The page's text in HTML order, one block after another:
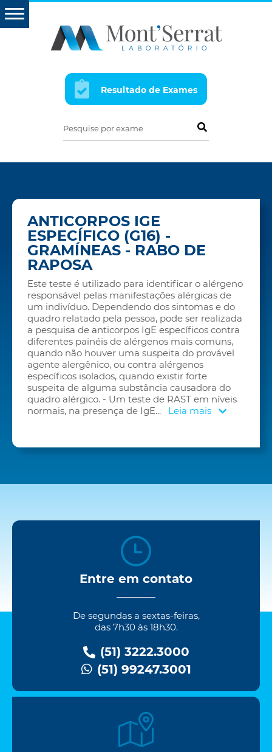
Resultado de Exames
Pesquise por exame
ANTICORPOS IGE
ESPECÍFICO (G16) -
GRAMÍNEAS - RABO DE
RAPOSA
Este teste é utilizado para identificar o alérgeno
responsável pelas manifestações alérgicas de
um indivíduo. Dependendo dos sintomas e do
quadro relatado pela pessoa, pode ser realizada
a pesquisa de anticorpos IgE específicos contra
diferentes painéis de alérgenos mais comuns,
quando não houver uma suspeita do provável
agente alergênico, ou contra alérgenos
específicos isolados, quando existir forte
suspeita de alguma substância causadora do
quadro alérgico. - Um teste de RAST em níveis
normais, na presença de IgE... Leia mais
Entre em contato
De segundas a sextas-feiras,
das 7h30 às 18h30.
(51) 3222.3000
(51) 99247.3001